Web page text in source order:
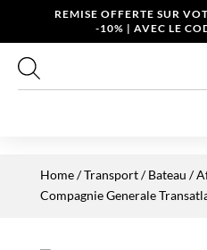
REMISE OFFERTE SUR
-10% | AVEC LE
Home/Transport/Bateau /
Compagnie Generale